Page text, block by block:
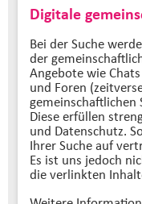
Digitale
Bei der Suche
der
Angebote wie
und Foren
Diese erfüllen
und Datenschutz.
Ihrer Suche auf
Es ist uns jedoch
die verlinkten